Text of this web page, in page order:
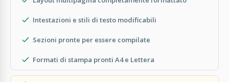
Intestazioni e stili di testo modificabili
Sezioni pronte per essere compilate
Formati di stampa pronti A4 e Lettera